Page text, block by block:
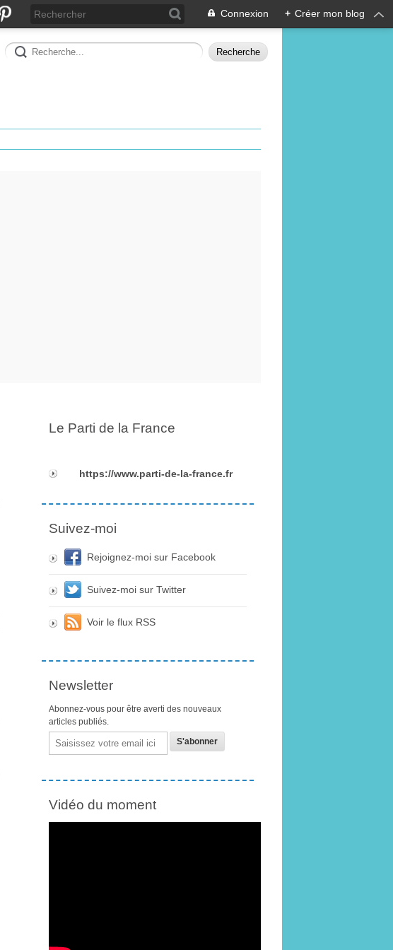
Connexion + Créer mon blog
Le Parti de la France
https://www.parti-de-la-france.fr
Suivez-moi
Rejoignez-moi sur Facebook
Suivez-moi sur Twitter
Voir le flux RSS
Newsletter
Abonnez-vous pour être averti des nouveaux
articles publiés.
Email
Vidéo du moment